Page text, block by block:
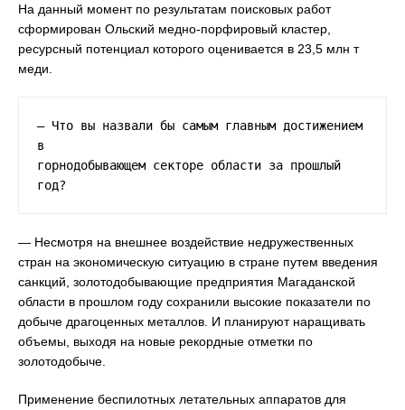
На данный момент по результатам поисковых работ
сформирован Ольский медно-порфировый кластер,
ресурсный потенциал которого оценивается в 23,5 млн т
меди.
— Что вы назвали бы самым главным достижением
в
горнодобывающем секторе области за прошлый
год?
— Несмотря на внешнее воздействие недружественных
стран на экономическую ситуацию в стране путем введения
санкций, золотодобывающие предприятия Магаданской
области в прошлом году сохранили высокие показатели по
добыче драгоценных металлов. И планируют наращивать
объемы, выходя на новые рекордные отметки по
золотодобыче.
Применение беспилотных летательных аппаратов для